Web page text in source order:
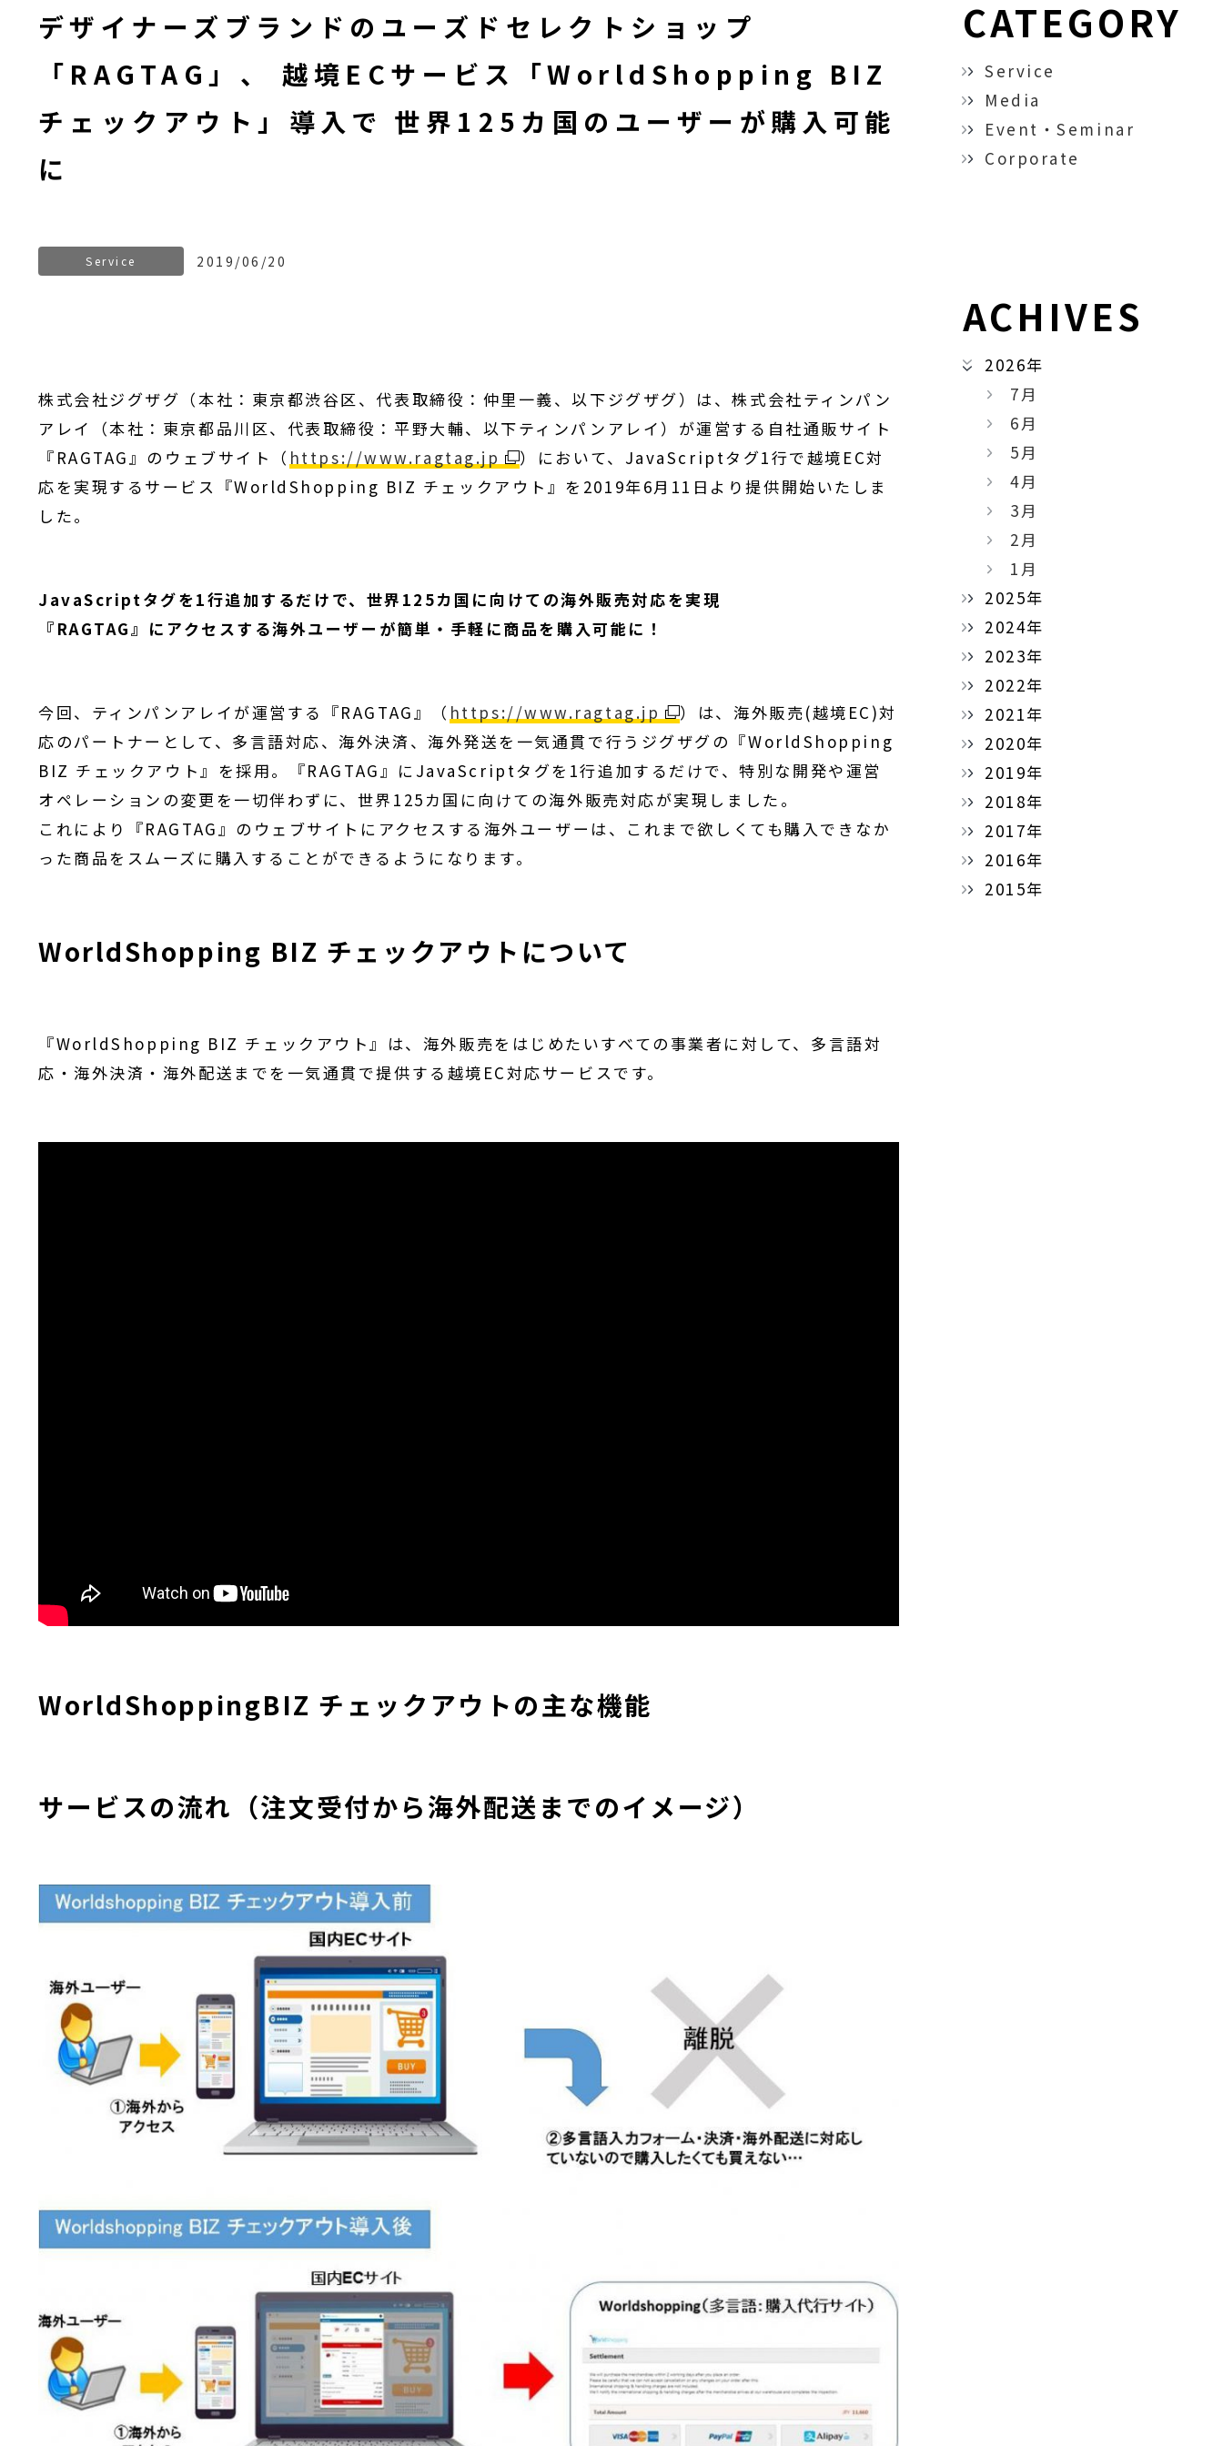
デザイナーズブランドのユーズドセレクトショップ
「RAGTAG」、 越境ECサービス「WorldShopping BIZ
チェックアウト」導入で 世界125カ国のユーザーが購入可能
に
Service 2019/06/20
株式会社ジグザグ（本社：東京都渋谷区、代表取締役：仲里一義、以下ジグザグ）は、株式会社ティンパン
アレイ（本社：東京都品川区、代表取締役：平野大輔、以下ティンパンアレイ）が運営する自社通販サイト
『RAGTAG』のウェブサイト（ https://www.ragtag.jp
）において、JavaScriptタグ1行で越境EC対
応を実現するサービス『WorldShopping BIZ チェックアウト』を2019年6月11日より提供開始いたしま
した。
JavaScriptタグを1行追加するだけで、世界125カ国に向けての海外販売対応を実現
『RAGTAG』にアクセスする海外ユーザーが簡単・手軽に商品を購入可能に！
今回、ティンパンアレイが運営する『RAGTAG』（ https://www.ragtag.jp
）は、海外販売(越境EC)対
応のパートナーとして、多言語対応、海外決済、海外発送を一気通貫で行うジグザグの『WorldShopping
BIZ チェックアウト』を採用。『RAGTAG』にJavaScriptタグを1行追加するだけで、特別な開発や運営
オペレーションの変更を一切伴わずに、世界125カ国に向けての海外販売対応が実現しました。
これにより『RAGTAG』のウェブサイトにアクセスする海外ユーザーは、これまで欲しくても購入できなか
った商品をスムーズに購入することができるようになります。
WorldShopping BIZ チェックアウトについて
『WorldShopping BIZ チェックアウト』は、海外販売をはじめたいすべての事業者に対して、多言語対
応・海外決済・海外配送までを一気通貫で提供する越境EC対応サービスです。
WorldShoppingBIZ チェックアウトの主な機能
サービスの流れ（注文受付から海外配送までのイメージ）
CATEGORY
Service
Media
Event・Seminar
Corporate
ACHIVES
2026年
7月
6月
5月
4月
3月
2月
1月
2025年
2024年
2023年
2022年
2021年
2020年
2019年
2018年
2017年
2016年
2015年